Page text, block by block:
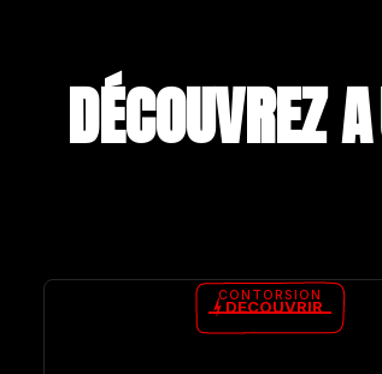
DÉCOUVREZ A
DÉCOUVRIR
CONTORSION